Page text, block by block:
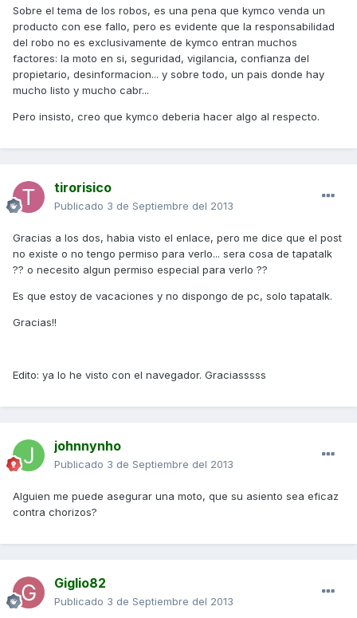
Sobre el tema de los robos, es una pena que kymco venda un
producto con ese fallo, pero es evidente que la responsabilidad
del robo no es exclusivamente de kymco entran muchos
factores: la moto en si, seguridad, vigilancia, confianza del
propietario, desinformacion... y sobre todo, un pais donde hay
mucho listo y mucho cabr...
Pero insisto, creo que kymco deberia hacer algo al respecto.
tirorisico
Publicado 3 de Septiembre del 2013
Gracias a los dos, habia visto el enlace, pero me dice que el post
no existe o no tengo permiso para verlo... sera cosa de tapatalk
?? o necesito algun permiso especial para verlo ??
Es que estoy de vacaciones y no dispongo de pc, solo tapatalk.
Gracias!!
Edito: ya lo he visto con el navegador. Graciasssss
johnnynho
Publicado 3 de Septiembre del 2013
Alguien me puede asegurar una moto, que su asiento sea eficaz
contra chorizos?
Giglio82
Publicado 3 de Septiembre del 2013